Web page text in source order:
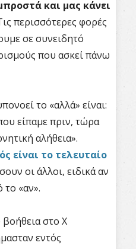
και μας κάνει
περισσότερες φορές
σε συνειδητό
που ασκεί πάνω
το «αλλά» είναι:
είπαμε πριν, τώρα
αλήθεια».
είναι το τελευταίο
οι άλλοι, ειδικά αν
το «αν».
βοήθεια στο Χ
εντός